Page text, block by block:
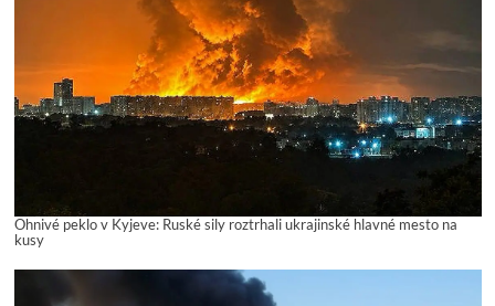
Ohnivé peklo v Kyjeve: Ruské sily roztrhali ukrajinské hlavné mesto na
kusy